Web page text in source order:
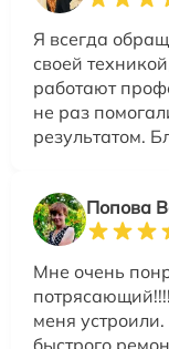
Я всегда
своей
работают
не раз
результатом.
Попова
Мне очень
меня
быстрого